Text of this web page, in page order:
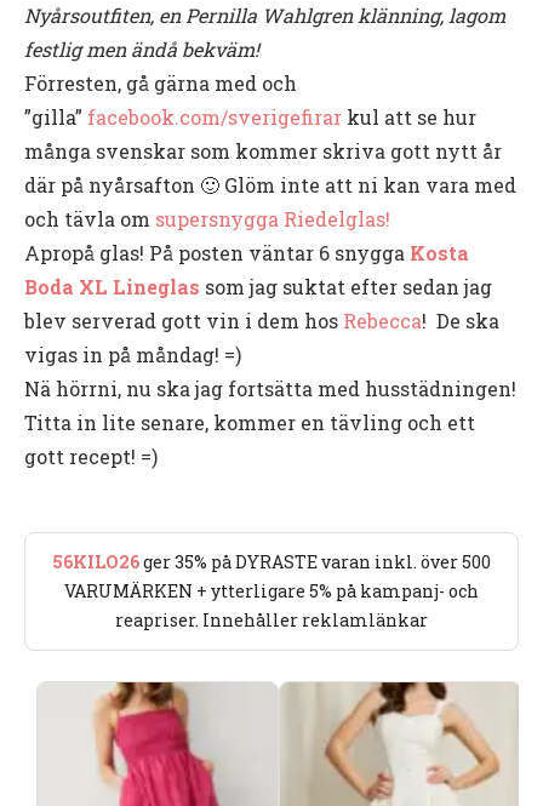
Nyårsoutfiten, en Pernilla Wahlgren klänning, lagom
festlig men ändå bekväm!
Förresten, gå gärna med och
”gilla” facebook.com/sverigefirar kul att se hur
många svenskar som kommer skriva gott nytt år
där på nyårsafton 🙂 Glöm inte att ni kan vara med
och tävla om supersnygga Riedelglas!
Apropå glas! På posten väntar 6 snygga Kosta
Boda XL Lineglas som jag suktat efter sedan jag
blev serverad gott vin i dem hos Rebecca! De ska
vigas in på måndag! =)
Nä hörrni, nu ska jag fortsätta med husstädningen!
Titta in lite senare, kommer en tävling och ett
gott recept! =)
56KILO26ger 35% på DYRASTE varan inkl. över 500
VARUMÄRKEN + ytterligare 5% på kampanj- och
reapriser. Innehåller reklamlänkar